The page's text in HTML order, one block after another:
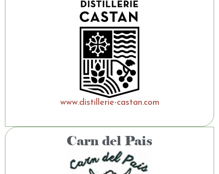
www.distillerie-castan.com
Carn del Pais